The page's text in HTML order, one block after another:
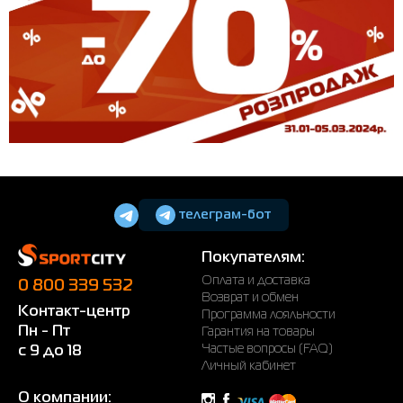
телеграм-бот
0 800 339 532
Контакт-центр
Пн - Пт
с 9 до 18
Покупателям:
Оплата и доставка
Возврат и обмен
Программа лояльности
Гарантия на товары
Частые вопросы (FAQ)
Личный кабинет
О компании: